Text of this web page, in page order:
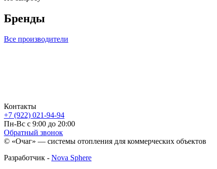
Бренды
Все производители
Контакты
+7 (922) 021-94-94
Пн-Вс с 9:00 до 20:00
Обратный звонок
© «Очаг» — системы отопления для коммерческих объектов
Разработчик - Nova Sphere